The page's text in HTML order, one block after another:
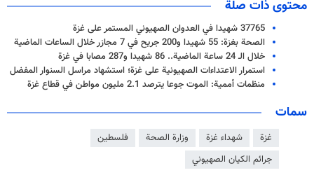
محتوى ذات صلة
37765 شهيدا في العدوان الصهيوني المستمر على غزة
الصحة بغزة: 55 شهيدا و200 جريح في 7 مجازر خلال الساعات الماضية
خلال الـ 24 ساعة الماضية.. 86 شهيدا و287 مصابا في غزة
استمرار الاعتداءات الصهيونية على غزة؛ استشهاد مراسل السنوار المفضل
منظمات أممية: الموت جوعا يترصد 2.1 مليون مواطن في قطاع غزة
سمات
غزة شهداء غزة وزارة الصحة
فلسطين
جرائم الكيان الصهيوني